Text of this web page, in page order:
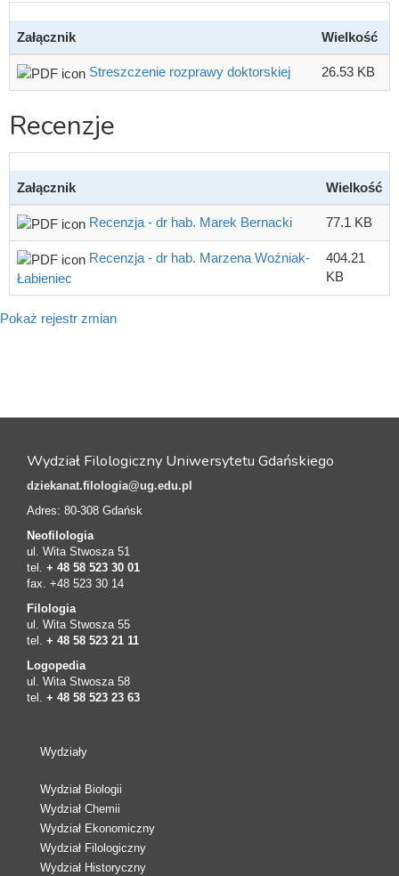
Załącznik Wielkość
Streszczenie rozprawy doktorskiej 26.53 KB
Recenzje
Załącznik Wielkość
Recenzja - dr hab. Marek Bernacki 77.1 KB
Recenzja - dr hab. Marzena Woźniak-
Łabieniec
404.21
KB
Pokaż rejestr zmian
Wydział Filologiczny Uniwersytetu Gdańskiego
dziekanat.filologia@ug.edu.pl
Adres: 80-308 Gdańsk
Neofilologia
ul. Wita Stwosza 51
tel. + 48 58 523 30 01
fax. +48 523 30 14
Filologia
ul. Wita Stwosza 55
tel. + 48 58 523 21 11
Logopedia
ul. Wita Stwosza 58
tel. + 48 58 523 23 63
Wydziały
Wydział Biologii
Wydział Chemii
Wydział Ekonomiczny
Wydział Filologiczny
Wydział Historyczny